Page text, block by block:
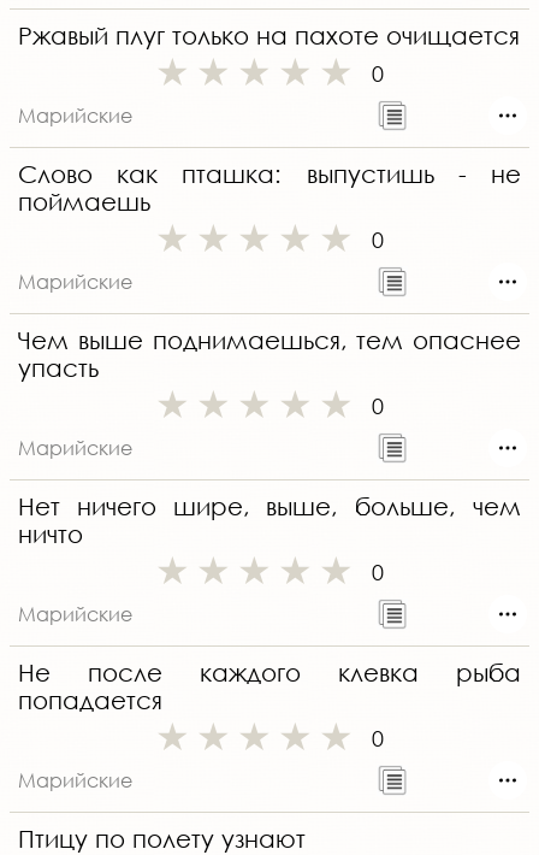
Ржавый плуг только на пахоте очищается
0
Марийские
Слово как пташка: выпустишь - не
поймаешь
0
Марийские
Чем выше поднимаешься, тем опаснее
упасть
0
Марийские
Нет ничего шире, выше, больше, чем
ничто
0
Марийские
Не после каждого клевка рыба
попадается
0
Марийские
Птицу по полету узнают